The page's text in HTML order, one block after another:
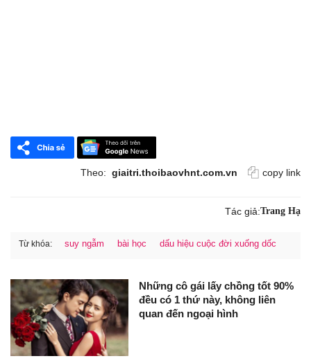
Theo: giaitri.thoibaovhnt.com.vn copy link
Tác giả:Trang Hạ
Từ khóa: suy ngẫm bài học dấu hiệu cuộc đời xuống dốc
Những cô gái lấy chồng tốt 90%
đều có 1 thứ này, không liên
quan đến ngoại hình